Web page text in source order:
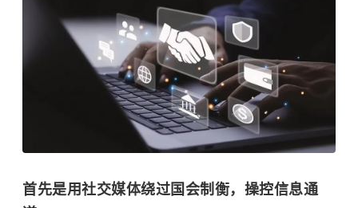
首先是用社交媒体绕过国会制衡，操控信息通